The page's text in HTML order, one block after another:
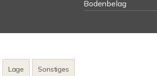
Bodenbelag
Lage Sonstiges